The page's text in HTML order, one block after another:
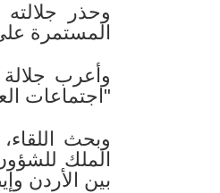
وحذر
المستمرة
وأعرب
"اجتماعات
وبحث
الملك
بين الأردن